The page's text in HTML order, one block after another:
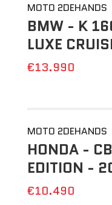
MOTO 2DEHANDS
BMW - K
LUXE
€13.990
MOTO 2DEHANDS
HONDA -
EDITION -
€10.490